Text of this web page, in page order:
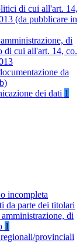
di cui all'art. 14,
(da pubblicare in
di
di cui all'art. 14, co.
da
dei dati 1
incompleta
da parte dei titolari
di
1
provinciali